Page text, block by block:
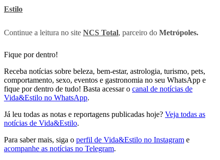
Estilo
Continue a leitura no site NCS Total, parceiro do Metrópoles.
Fique por dentro!
Receba notícias sobre beleza, bem-estar, astrologia, turismo, pets,
comportamento, sexo, eventos e gastronomia no seu WhatsApp e
fique por dentro de tudo! Basta acessar o canal de notícias de
Vida&Estilo no WhatsApp.
Já leu todas as notas e reportagens publicadas hoje? Veja todas as
notícias de Vida&Estilo.
Para saber mais, siga o perfil de Vida&Estilo no Instagram e
acompanhe as notícias no Telegram.